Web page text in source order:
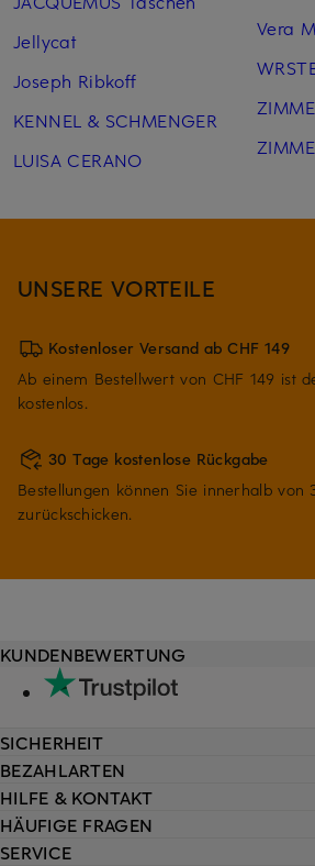
Jellycat
Joseph Ribkoff
KENNEL & SCHMENGER
LUISA CERANO
Vera
UNSERE VORTEILE
Kostenloser Versand ab CHF 149
Ab einem Bestellwert von CHF 149 ist
kostenlos.
30 Tage kostenlose Rückgabe
Bestellungen können Sie innerhalb von
zurückschicken.
HILFE & KONTAKT
HÄUFIGE FRAGEN
SERVICE
KUNDENBEWERTUNG
SICHERHEIT
BEZAHLARTEN